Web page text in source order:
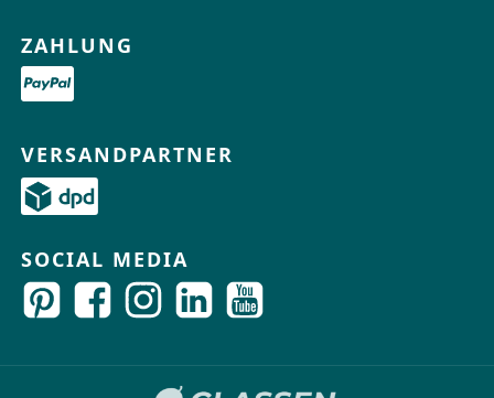
ZAHLUNG
VERSANDPARTNER
SOCIAL MEDIA